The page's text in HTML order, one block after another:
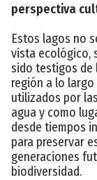
perspectiva
Estos lagos no
vista ecológico,
sido testigos de
región a lo
utilizados por
agua y como
desde tiempos
para preservar
generaciones
biodiversidad.